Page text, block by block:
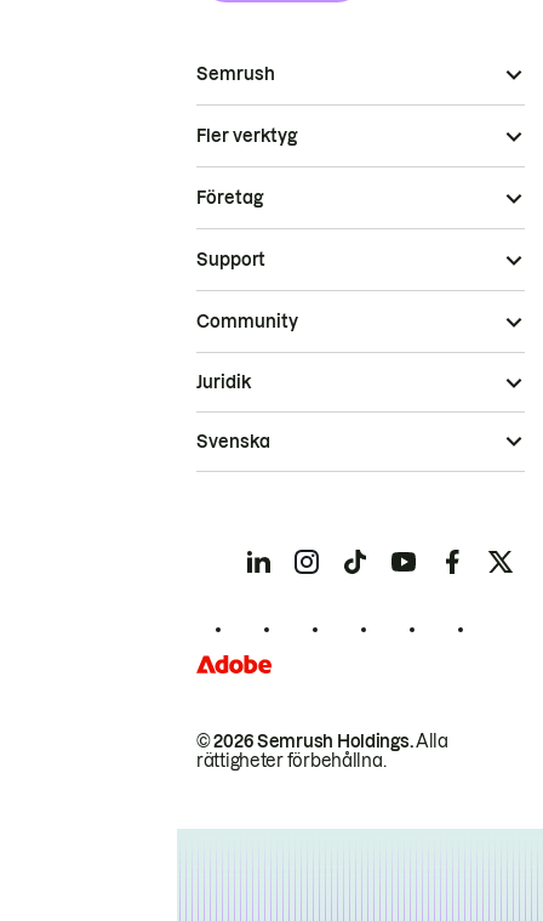
Semrush
Fler verktyg
Företag
Support
Community
© 2026 Semrush Holdings.Alla
rättigheter förbehållna.
Juridik
Svenska